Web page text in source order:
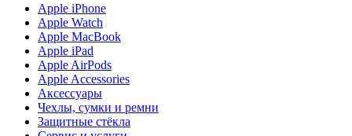
Apple iPhone
Apple Watch
Apple MacBook
Apple iPad
Apple AirPods
Apple Accessories
Аксессуары
Чехлы, сумки и ремни
Защитные стёкла